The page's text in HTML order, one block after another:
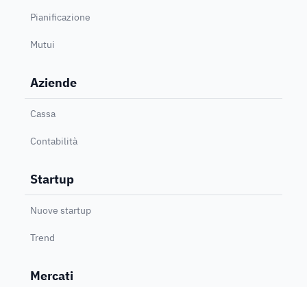
Pianificazione
Mutui
Aziende
Cassa
Contabilità
Startup
Nuove startup
Trend
Mercati